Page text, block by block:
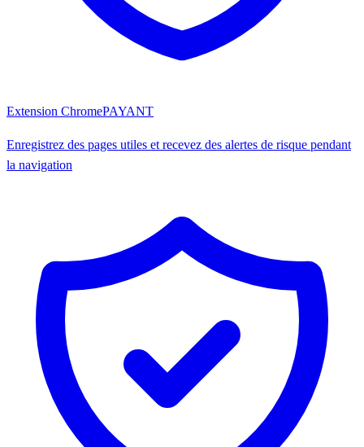
Extension ChromePAYANT
Enregistrez des pages utiles et recevez des alertes de risque pendant
la navigation